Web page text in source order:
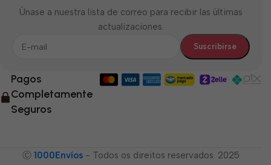
Únase a nuestra lista de correo para recibir las últimas
actualizaciones.
Pagos
Completamente
Seguros
Ⓒ 1000Envíos - Todos os direitos reservados. 2025